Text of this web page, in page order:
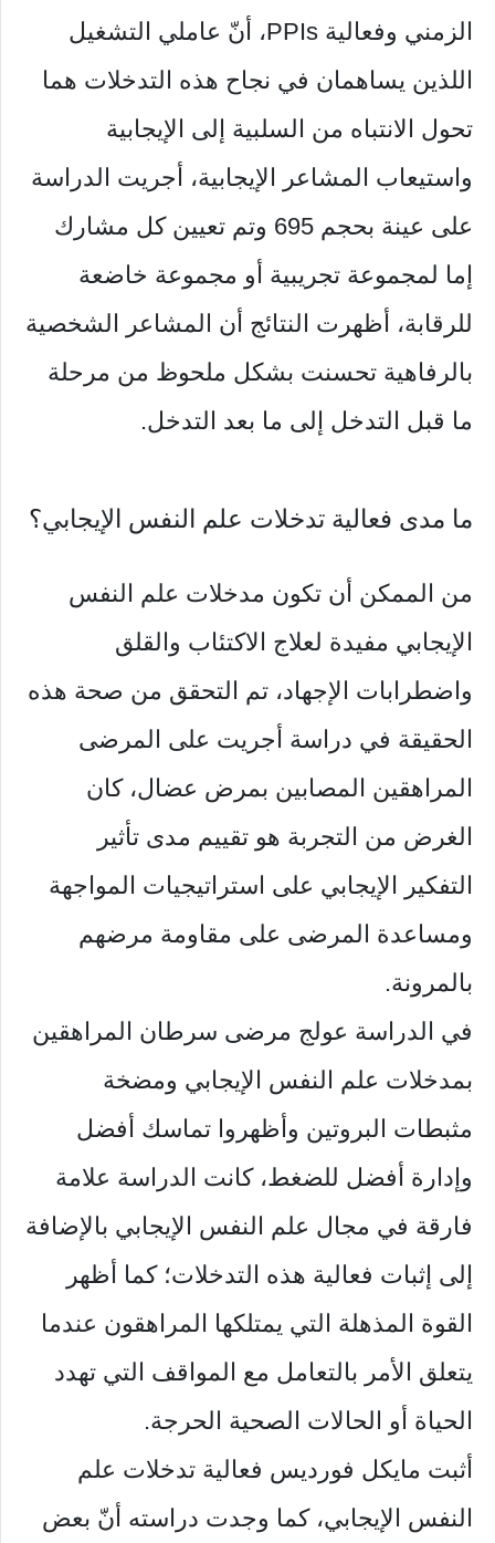
الزمني وفعالية PPIs، أنّ عاملي التشغيل
اللذين يساهمان في نجاح هذه التدخلات هما
تحول الانتباه من السلبية إلى الإيجابية
واستيعاب المشاعر الإيجابية، أجريت الدراسة
على عينة بحجم 695 وتم تعيين كل مشارك
إما لمجموعة تجريبية أو مجموعة خاضعة
للرقابة، أظهرت النتائج أن المشاعر الشخصية
بالرفاهية تحسنت بشكل ملحوظ من مرحلة
ما قبل التدخل إلى ما بعد التدخل.
ما مدى فعالية تدخلات علم النفس الإيجابي؟
من الممكن أن تكون مدخلات علم النفس
الإيجابي مفيدة لعلاج الاكتئاب والقلق
واضطرابات الإجهاد، تم التحقق من صحة هذه
الحقيقة في دراسة أجريت على المرضى
المراهقين المصابين بمرض عضال، كان
الغرض من التجربة هو تقييم مدى تأثير
التفكير الإيجابي على استراتيجيات المواجهة
ومساعدة المرضى على مقاومة مرضهم
بالمرونة.
في الدراسة عولج مرضى سرطان المراهقين
بمدخلات علم النفس الإيجابي ومضخة
مثبطات البروتين وأظهروا تماسك أفضل
وإدارة أفضل للضغط، كانت الدراسة علامة
فارقة في مجال علم النفس الإيجابي بالإضافة
إلى إثبات فعالية هذه التدخلات؛ كما أظهر
القوة المذهلة التي يمتلكها المراهقون عندما
يتعلق الأمر بالتعامل مع المواقف التي تهدد
الحياة أو الحالات الصحية الحرجة.
أثبت مايكل فورديس فعالية تدخلات علم
النفس الإيجابي، كما وجدت دراسته أنّ بعض